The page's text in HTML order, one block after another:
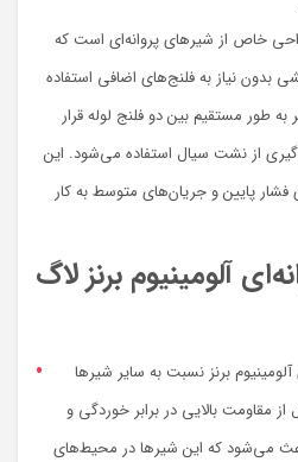
خاص از شیرهای پروانه‌ای است که
نیاز به فلنج‌های اضافی استفاده
طور مستقیم بین دو فلنج لوله قرار
از نشت سیال استفاده می‌شود. این
پایین و جریان‌های متوسط به کار
آلومینیوم برنز لاگ
برنز نسبت به سایر شیرها
مقاومت بالایی در برابر خوردگی و
می‌شود که این شیرها در محیط‌های